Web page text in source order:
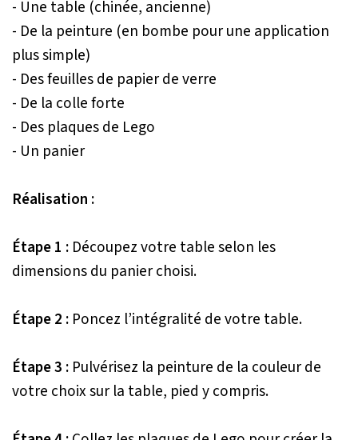
- Une table (chinée, ancienne)
- De la peinture (en bombe pour une application
plus simple)
- Des feuilles de papier de verre
- De la colle forte
- Des plaques de Lego
- Un panier
Réalisation :
Étape 1 : Découpez votre table selon les
dimensions du panier choisi.
Étape 2 : Poncez l’intégralité de votre table.
Étape 3 : Pulvérisez la peinture de la couleur de
votre choix sur la table, pied y compris.